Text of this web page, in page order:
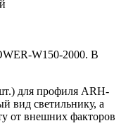
W150-2000. В
для профиля ARH-
вид светильнику, а
от внешних факторов